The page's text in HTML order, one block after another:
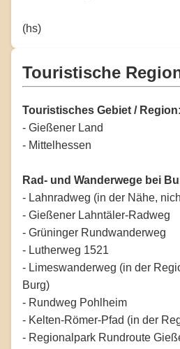
(hs)
Touristische
Touristisches Gebiet / Region:
- Gießener Land
- Mittelhessen
Rad- und Wanderwege bei
- Lahnradweg (in der Nähe,
- Gießener Lahntäler-Radweg
- Grüninger Rundwanderweg
- Lutherweg 1521
- Limeswanderweg (in der
Burg)
- Rundweg Pohlheim
- Kelten-Römer-Pfad (in der
- Regionalpark Rundroute